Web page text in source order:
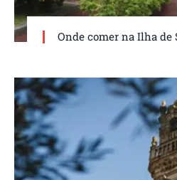
Onde comer na Ilha de